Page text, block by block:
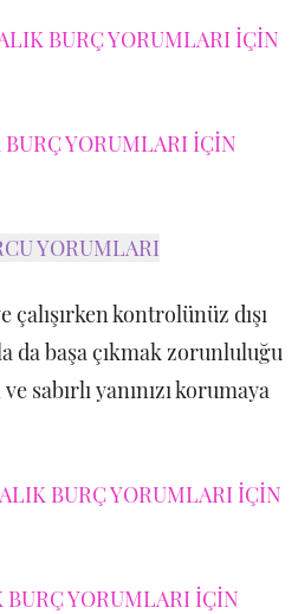
BURÇ YORUMLARI İÇİN
YORUMLARI İÇİN
YORUMLARI
çalışırken kontrolünüz dışı
da başa çıkmak zorunluluğu
sabırlı yanınızı korumaya
BURÇ YORUMLARI İÇİN
BURÇ YORUMLARI İÇİN